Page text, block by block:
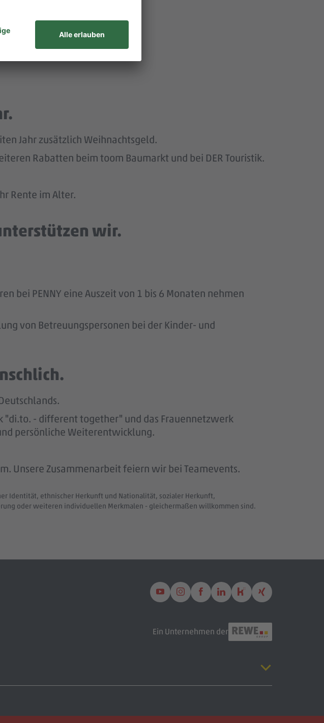
an einem Strang.
Jahr zusätzlich Weihnachtsgeld.
Rabatten beim toom Baumarkt und bei DER Touristik.
Rente im Alter.
wir.
bei PENNY eine Auszeit von 1 bis 6 Monaten nehmen
von Betreuungspersonen bei der Kinder- und
"di.to. - different together" und das Frauennetzwerk
persönliche Weiterentwicklung.
Unsere Zusammenarbeit feiern wir bei Teamevents.
Identität, ethnischer Herkunft und Nationalität, sozialer Herkunft,
oder weiteren individuellen Merkmalen - gleichermaßen willkommen sind.
Ein Unternehmen der